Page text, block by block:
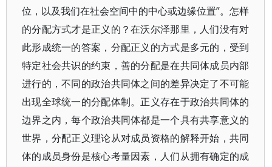
位，以及我们在社会空间中的中心或边缘位置”。怎样
的分配方式才是正义的？在沃尔泽那里，人们没有对
此形成统一的答案，分配正义的方式是多元的，受到
特定社会共识的约束，善的分配是在共同体成员内部
进行的，不同的政治共同体之间的差异决定了不可能
出现全球统一的分配体制。正义存在于政治共同体的
边界之内，每个政治共同体都是一个具有共享意义的
世界，分配正义理论从对成员资格的解释开始，共同
体的成员身份是核心考量因素，人们从拥有确定的成